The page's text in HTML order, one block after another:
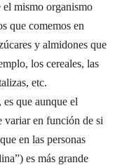
el mismo organismo
que comemos en
y almidones que
los cereales, las
etc.
que aunque el
variar en función de si
en las personas
es más grande